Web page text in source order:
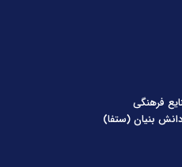
فرهنگی
بنیان (ستفا)